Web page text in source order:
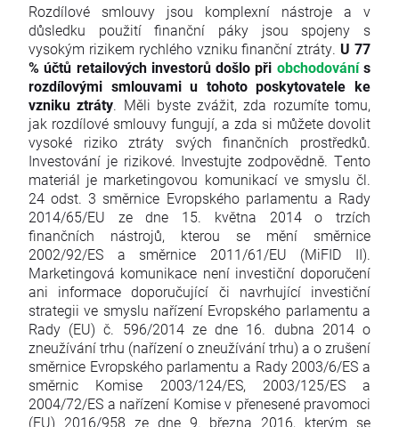
Rozdílové smlouvy jsou komplexní nástroje a v
důsledku použití finanční páky jsou spojeny s
vysokým rizikem rychlého vzniku finanční ztráty. U 77
% účtů retailových investorů došlo při obchodovánís
rozdílovými smlouvami u tohoto poskytovatele ke
vzniku ztráty. Měli byste zvážit, zda rozumíte tomu,
jak rozdílové smlouvy fungují, a zda si můžete dovolit
vysoké riziko ztráty svých finančních prostředků.
Investování je rizikové. Investujte zodpovědně. Tento
materiál je marketingovou komunikací ve smyslu čl.
24 odst. 3 směrnice Evropského parlamentu a Rady
2014/65/EU ze dne 15. května 2014 o trzích
finančních nástrojů, kterou se mění směrnice
2002/92/ES a směrnice 2011/61/EU (MiFID II).
Marketingová komunikace není investiční doporučení
ani informace doporučující či navrhující investiční
strategii ve smyslu nařízení Evropského parlamentu a
Rady (EU) č. 596/2014 ze dne 16. dubna 2014 o
zneužívání trhu (nařízení o zneužívání trhu) a o zrušení
směrnice Evropského parlamentu a Rady 2003/6/ES a
směrnic Komise 2003/124/ES, 2003/125/ES a
2004/72/ES a nařízení Komise v přenesené pravomoci
(EU) 2016/958 ze dne 9. března 2016, kterým se